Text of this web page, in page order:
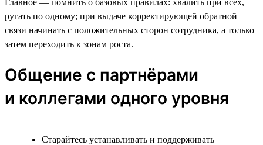
ругать по одному; при выдаче корректирующей обратной
связи начинать с положительных сторон сотрудника, а только
затем переходить к зонам роста.
Общение с партнёрами
и коллегами одного уровня
Старайтесь устанавливать и поддерживать